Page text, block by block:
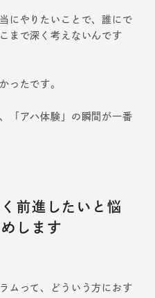
にやりたいことで、誰にで
まで深く考えないんです
ったです。
「アハ体験」の瞬間が一番
前進したいと悩
します
ムって、どういう方におす